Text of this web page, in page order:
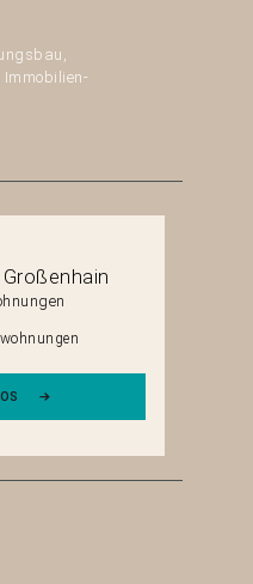
Großenhain